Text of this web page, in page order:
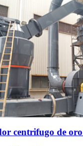
centrifugo de